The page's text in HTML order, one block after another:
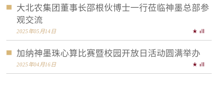
大北农集团董事长邵根伙博士一行莅临神墨总部参
观交流
2025年05月14日
加纳神墨珠心算比赛暨校园开放日活动圆满举办
2025年04月16日